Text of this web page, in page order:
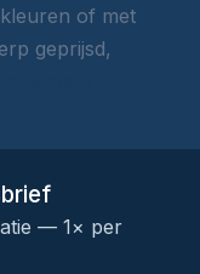
of met
geprijsd,
— 1× per